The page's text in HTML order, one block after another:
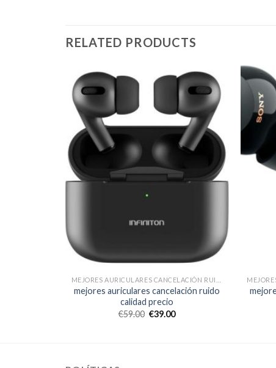
RELATED PRODUCTS
mejores auriculares cancelación ruido
calidad precio
€59.00 €39.00